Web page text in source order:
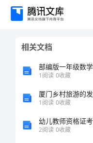
[求
相关文档
1阅读 0收藏
1阅读 0收藏
2阅读 0收藏